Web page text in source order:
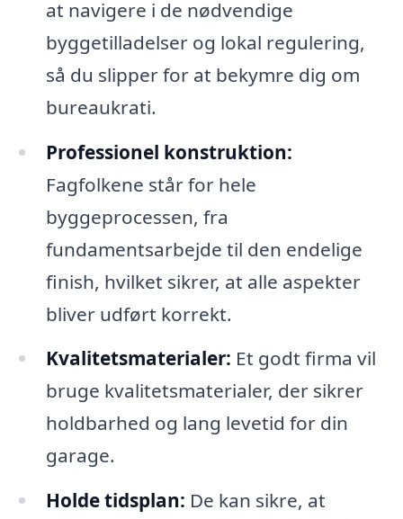
at navigere i de nødvendige
byggetilladelser og lokal regulering,
så du slipper for at bekymre dig om
bureaukrati.
Professionel konstruktion:
Fagfolkene står for hele
byggeprocessen, fra
fundamentsarbejde til den endelige
finish, hvilket sikrer, at alle aspekter
bliver udført korrekt.
Kvalitetsmaterialer: Et godt firma vil
bruge kvalitetsmaterialer, der sikrer
holdbarhed og lang levetid for din
garage.
Holde tidsplan: De kan sikre, at